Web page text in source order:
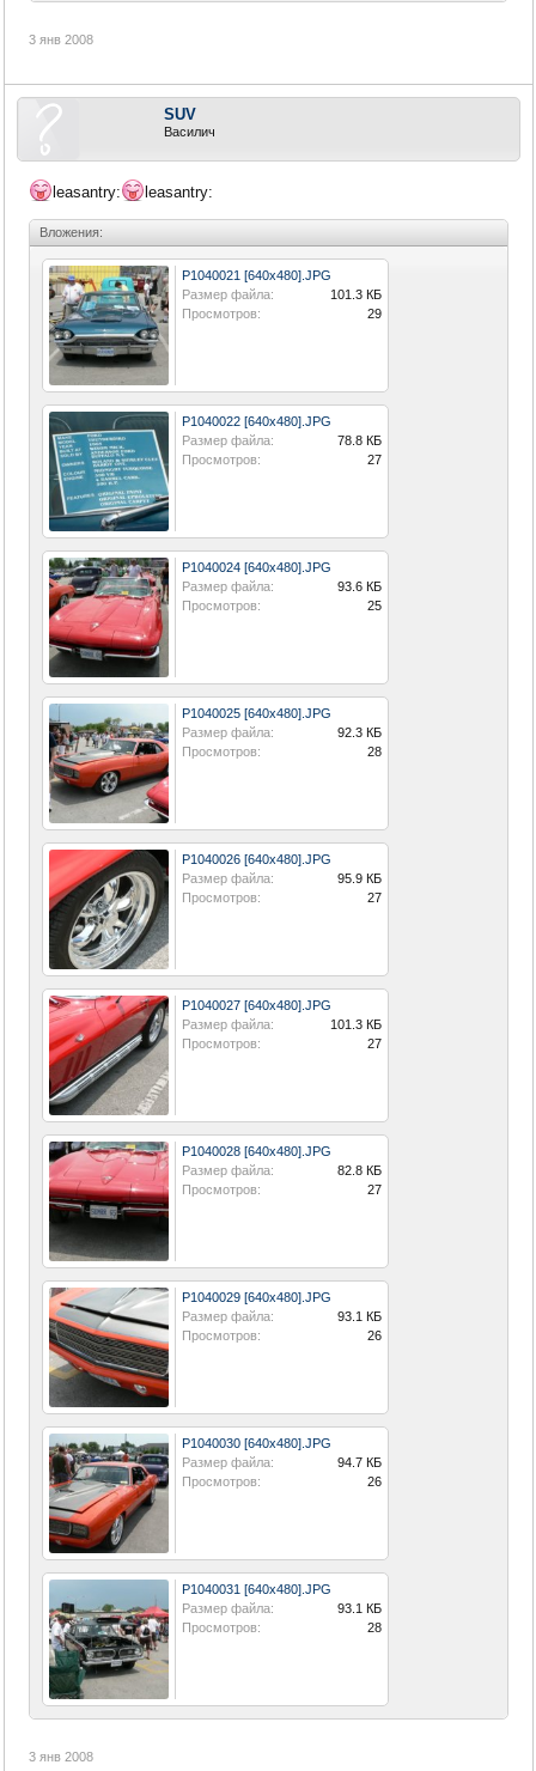
3 янв 2008
SUV
Василич
leasantry: leasantry:
Вложения:
P1040021 [640x480].JPG
Размер файла:
101.3 КБ
Просмотров:
29
P1040022 [640x480].JPG
Размер файла:
78.8 КБ
Просмотров:
27
P1040024 [640x480].JPG
Размер файла:
93.6 КБ
Просмотров:
25
P1040025 [640x480].JPG
Размер файла:
92.3 КБ
Просмотров:
28
P1040026 [640x480].JPG
Размер файла:
95.9 КБ
Просмотров:
27
P1040027 [640x480].JPG
Размер файла:
101.3 КБ
Просмотров:
27
P1040028 [640x480].JPG
Размер файла:
82.8 КБ
Просмотров:
27
P1040029 [640x480].JPG
Размер файла:
93.1 КБ
Просмотров:
26
P1040030 [640x480].JPG
Размер файла:
94.7 КБ
Просмотров:
26
P1040031 [640x480].JPG
Размер файла:
93.1 КБ
Просмотров:
28
3 янв 2008